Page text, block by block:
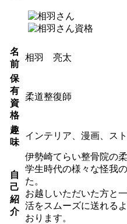
名
前
相羽 亮太
保
有
資
格
柔道整復師
趣
味
インテリア、漫画、ス
自
己
紹
介
伊勢崎てらい整骨院の
学生時代の様々な怪我
た。
お越しいただいた方と
活をスムーズに送れる
おります。